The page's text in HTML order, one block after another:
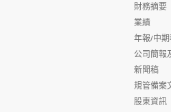
財務摘要
業績
年報/中期
公司簡報
新聞稿
規管備案
股東資訊